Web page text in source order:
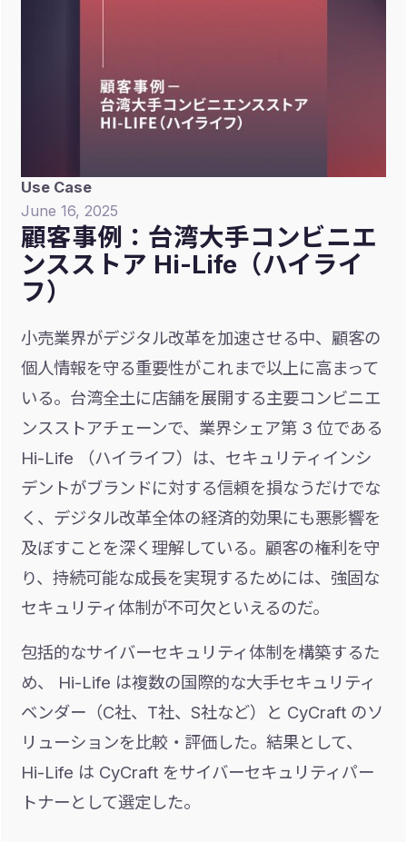
Use Case
June 16, 2025
顧客事例：台湾大手コンビニエ
ンスストア Hi-Life（ハイライ
フ）
小売業界がデジタル改革を加速させる中、顧客の
個人情報を守る重要性がこれまで以上に高まって
いる。台湾全土に店舗を展開する主要コンビニエ
ンスストアチェーンで、業界シェア第 3 位である
Hi-Life （ハイライフ）は、セキュリティインシ
デントがブランドに対する信頼を損なうだけでな
く、デジタル改革全体の経済的効果にも悪影響を
及ぼすことを深く理解している。顧客の権利を守
り、持続可能な成長を実現するためには、強固な
セキュリティ体制が不可欠といえるのだ。
包括的なサイバーセキュリティ体制を構築するた
め、 Hi-Life は複数の国際的な大手セキュリティ
ベンダー（C社、T社、S社など）と CyCraft のソ
リューションを比較・評価した。結果として、
Hi-Life は CyCraft をサイバーセキュリティパー
トナーとして選定した。